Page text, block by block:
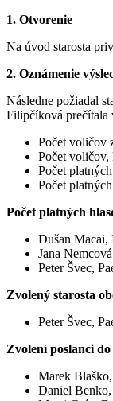
1. Otvorenie
Na úvod starosta
2. Oznámenie
Následne požiadal
Filipčíková prečítala
Počet
Počet
Počet
Počet
Počet platných
Dušan
Jana
Peter Švec,
Zvolený starosta
Peter Švec,
Zvolení poslanci
Marek
Daniel